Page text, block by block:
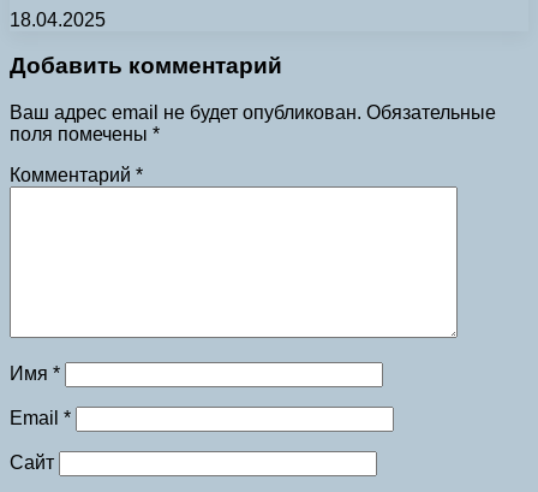
18.04.2025
Добавить комментарий
Ваш адрес email не будет опубликован. Обязательные
поля помечены *
Комментарий *
Имя *
Email *
Сайт